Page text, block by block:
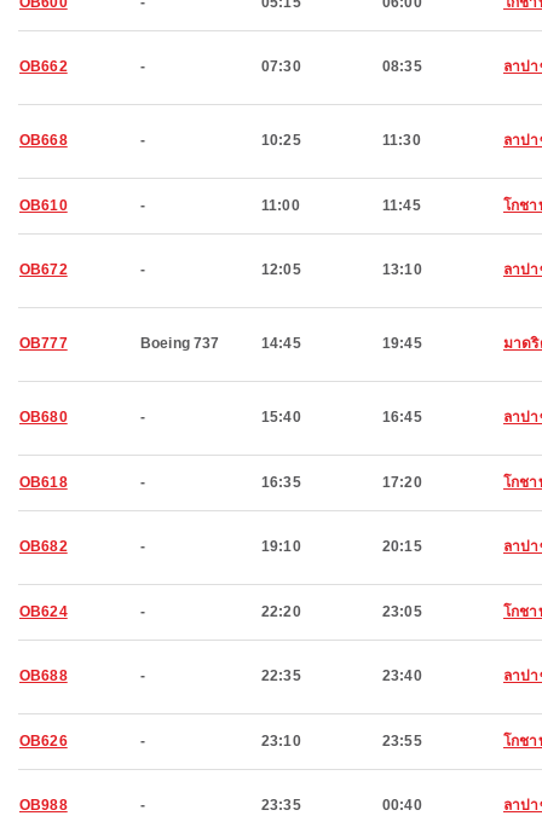
OB662 - 07:30 08:35 ลาป
OB668 - 10:25 11:30 ลาป
OB610 - 11:00 11:45 โกช
OB672 - 12:05 13:10 ลาป
OB777 Boeing 737 14:45 19:45 มาด
OB680 - 15:40 16:45 ลาป
OB618 - 16:35 17:20 โกช
OB682 - 19:10 20:15 ลาป
OB624 - 22:20 23:05 โกช
OB688 - 22:35 23:40 ลาป
OB626 - 23:10 23:55 โกช
OB988 - 23:35 00:40 ลาป